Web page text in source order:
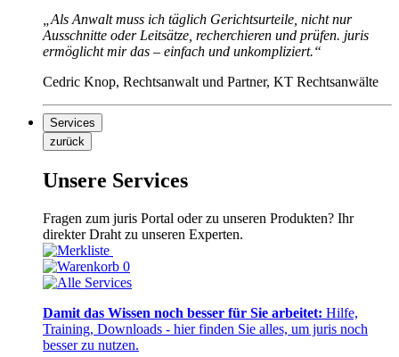
„Als Anwalt muss ich täglich Gerichtsurteile, nicht nur
Ausschnitte oder Leitsätze, recherchieren und prüfen. juris
ermöglicht mir das – einfach und unkompliziert.“
Cedric Knop, Rechtsanwalt und Partner, KT Rechtsanwälte
Services
zurück
Unsere Services
Fragen zum juris Portal oder zu unseren Produkten? Ihr
direkter Draht zu unseren Experten.
0
Damit das Wissen noch besser für Sie arbeitet: Hilfe,
Training, Downloads - hier finden Sie alles, um juris noch
besser zu nutzen.